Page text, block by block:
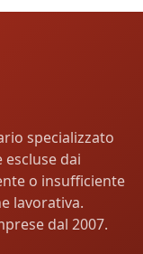
specializzato
dai
o insufficiente
lavorativa.
dal 2007.